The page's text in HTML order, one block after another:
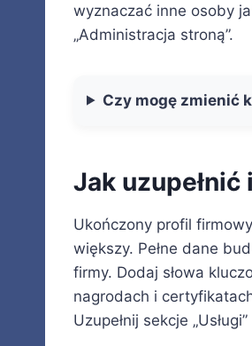
wyznaczać inne osoby
„Administracja stroną”.
Czy mogę zmienić
Jak
Ukończony profil
większy. Pełne dane
firmy. Dodaj słowa
nagrodach i
Uzupełnij sekcje